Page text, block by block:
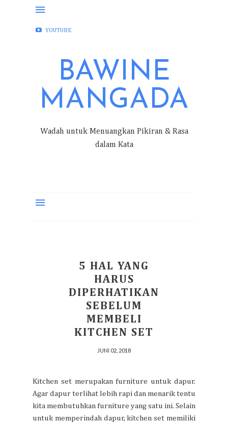
FACEBOOK
YOUTUBE
BAWINE
MANGADA
Wadah untuk Menuangkan Pikiran & Rasa
dalam Kata
5 HAL YANG
HARUS
DIPERHATIKAN
SEBELUM
MEMBELI
KITCHEN SET
JUNI 02, 2018
Kitchen set merupakan furniture untuk dapur.
Agar dapur terlihat lebih rapi dan menarik tentu
kita membutuhkan furniture yang satu ini. Selain
untuk memperindah dapur, kitchen set memiliki